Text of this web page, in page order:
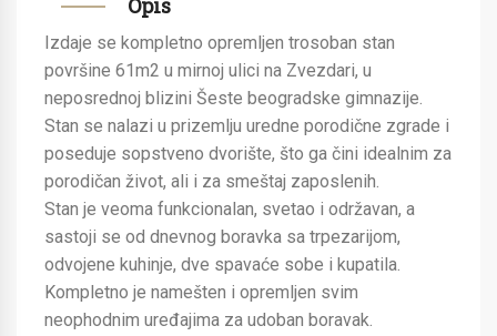
Opis
Izdaje se kompletno opremljen trosoban stan
površine 61m2 u mirnoj ulici na Zvezdari, u
neposrednoj blizini Šeste beogradske gimnazije.
Stan se nalazi u prizemlju uredne porodične zgrade i
poseduje sopstveno dvorište, što ga čini idealnim za
porodičan život, ali i za smeštaj zaposlenih.
Stan je veoma funkcionalan, svetao i održavan, a
sastoji se od dnevnog boravka sa trpezarijom,
odvojene kuhinje, dve spavaće sobe i kupatila.
Kompletno je namešten i opremljen svim
neophodnim uređajima za udoban boravak.